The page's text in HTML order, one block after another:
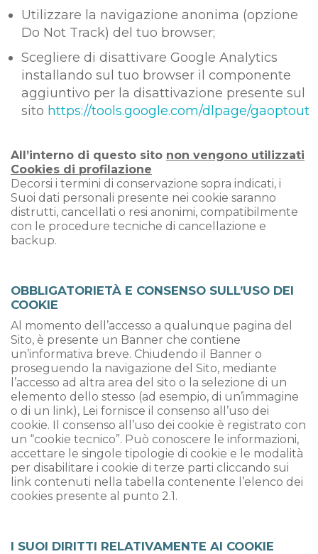
Utilizzare la navigazione anonima (opzione
Do Not Track) del tuo browser;
Scegliere di disattivare Google Analytics
installando sul tuo browser il componente
aggiuntivo per la disattivazione presente sul
sito https://tools.google.com/dlpage/gaoptout
All’interno di questo sito non vengono utilizzati
Cookies di profilazione
Decorsi i termini di conservazione sopra indicati, i
Suoi dati personali presente nei cookie saranno
distrutti, cancellati o resi anonimi, compatibilmente
con le procedure tecniche di cancellazione e
backup.
OBBLIGATORIETÀ E CONSENSO SULL’USO DEI
COOKIE
Al momento dell’accesso a qualunque pagina del
Sito, è presente un Banner che contiene
un’informativa breve. Chiudendo il Banner o
proseguendo la navigazione del Sito, mediante
l’accesso ad altra area del sito o la selezione di un
elemento dello stesso (ad esempio, di un’immagine
o di un link), Lei fornisce il consenso all’uso dei
cookie. Il consenso all’uso dei cookie è registrato con
un “cookie tecnico”. Può conoscere le informazioni,
accettare le singole tipologie di cookie e le modalità
per disabilitare i cookie di terze parti cliccando sui
link contenuti nella tabella contenente l’elenco dei
cookies presente al punto 2.1.
I SUOI DIRITTI RELATIVAMENTE AI COOKIE